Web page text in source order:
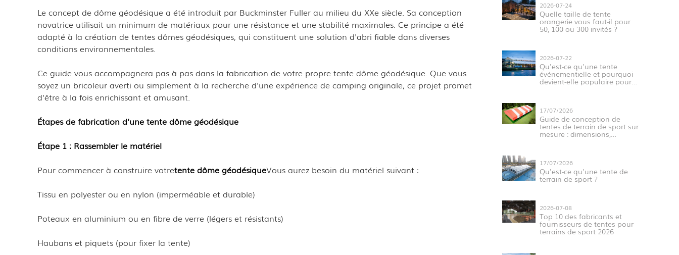
2026-07-24
Quelle taille de tente
orangerie vous faut-il pour
50, 100 ou 300 invités ?
2026-07-22
Qu'est-ce qu'une tente
événementielle et pourquoi
devient-elle populaire pour
17/07/2026
Guide de conception de
tentes de terrain de sport sur
mesure : dimensions,
17/07/2026
Qu'est-ce qu'une tente de
terrain de sport ?
2026-07-08
Top 10 des fabricants et
fournisseurs de tentes pour
terrains de sport 2026
Le concept de dôme géodésique a été introduit par Buckminster Fuller au milieu du XXe siècle. Sa conception
novatrice utilisait un minimum de matériaux pour une résistance et une stabilité maximales. Ce principe a été
adapté à la création de tentes dômes géodésiques, qui constituent une solution d'abri fiable dans diverses
conditions environnementales.
Ce guide vous accompagnera pas à pas dans la fabrication de votre propre tente dôme géodésique. Que vous
soyez un bricoleur averti ou simplement à la recherche d'une expérience de camping originale, ce projet promet
d'être à la fois enrichissant et amusant.
Étapes de fabrication d'une tente dôme géodésique
Étape 1 : Rassembler le matériel
Pour commencer à construire votretente dôme géodésiqueVous aurez besoin du matériel suivant :
Tissu en polyester ou en nylon (imperméable et durable)
Poteaux en aluminium ou en fibre de verre (légers et résistants)
Haubans et piquets (pour fixer la tente)